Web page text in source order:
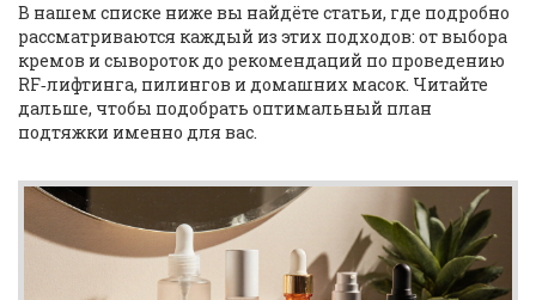
В нашем списке ниже вы найдёте статьи, где подробно
рассматриваются каждый из этих подходов: от выбора
кремов и сывороток до рекомендаций по проведению
RF‑лифтинга, пилингов и домашних масок. Читайте
дальше, чтобы подобрать оптимальный план
подтяжки именно для вас.